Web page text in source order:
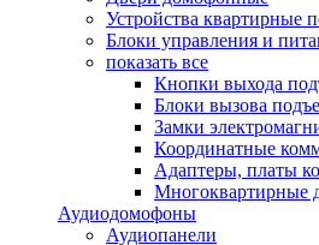
Устройства квартирные
Блоки управления и
показать все
Кнопки выхода
Блоки вызова
Замки
Координатные
Адаптеры, платы
Аудиодомофоны
Аудиопанели